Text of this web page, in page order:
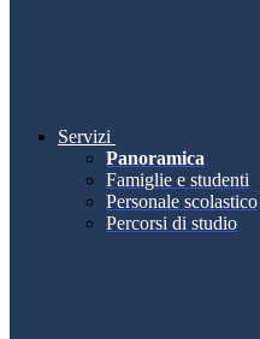
Servizi
Panoramica
Famiglie e studenti
Personale scolastico
Percorsi di studio